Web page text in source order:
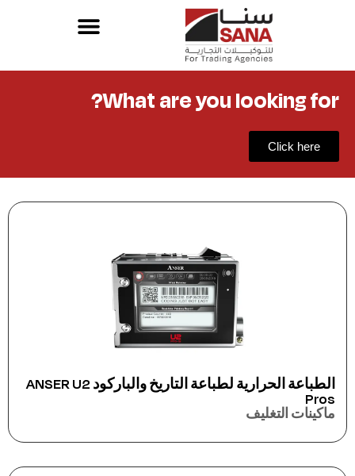
What are you looking for?
Click here
الطباعة الحرارية لطباعة التاريخ والباركود ANSER U2
Pros
ماكينات التغليف